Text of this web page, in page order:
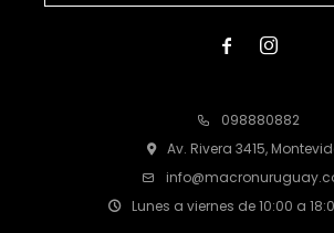
098880882
Av. Rivera 3415,
Lunes a viernes de 10:00 a
 